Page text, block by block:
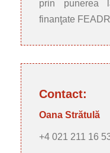
prin punerea
finanţate
Contact:
Oana Strătulă
+4 021 211 16